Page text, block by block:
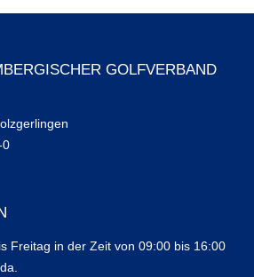
GOLFVERBAND
0
Freitag in der Zeit von 09:00 bis 16:00